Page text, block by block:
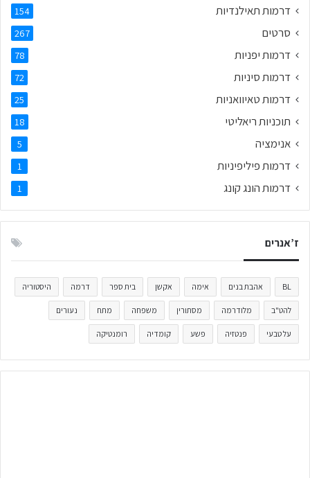
דרמות תאילנדיות 154
סרטים 267
דרמות יפניות 78
דרמות סיניות 72
דרמות טאיוואניות 25
תוכניות ריאליטי 18
אנימציה 5
דרמות פיליפיניות 1
דרמות הונג קונג 1
ז’אנרים
BL אהבת בנים אימה אקשן בית ספר דרמה היסטוריה
להט"ב מלודרמה מסתורין משפחה מתח נעורים
על טבעי פנטזיה פשע קומדיה רומנטיקה